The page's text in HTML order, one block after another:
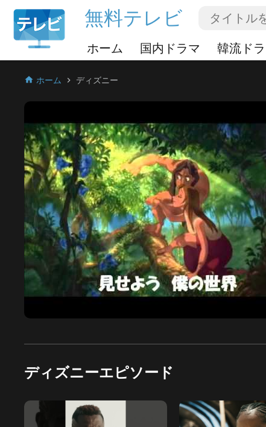
無料テレビ
ホーム 国内ドラマ 韓流ド
home ホーム chevron_right ディズニー
ディズニーエピソード